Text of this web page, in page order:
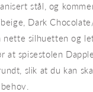
stål, og
Dark
nette silhuetten og
at spisestolen
slik at du kan